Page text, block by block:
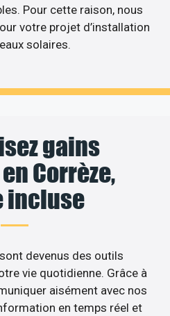
Pour cette raison, nous
votre projet d’installation
solaires.
gains
Corrèze,
incluse
devenus des outils
vie quotidienne. Grâce à
aisément avec nos
en temps réel et